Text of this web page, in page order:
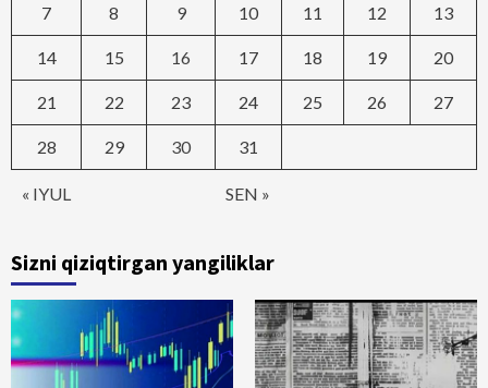
« IYUL SEN »
7 8 9 10 11 12 13
14 15 16 17 18 19 20
21 22 23 24 25 26 27
28 29 30 31
Sizni qiziqtirgan yangiliklar